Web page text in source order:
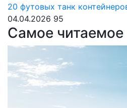
20 футовых танк
04.04.2026 95
Самое читаемое